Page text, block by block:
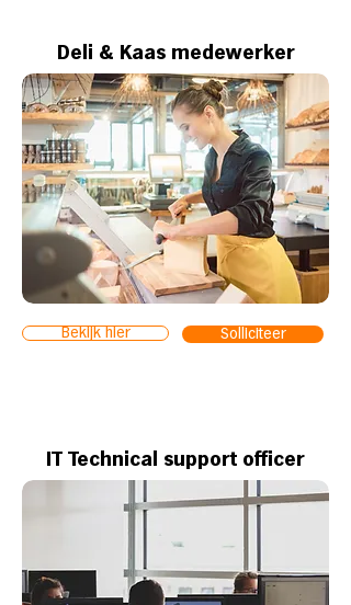
Deli & Kaas medewerker
Bekijk hier Solliciteer
IT Technical support officer